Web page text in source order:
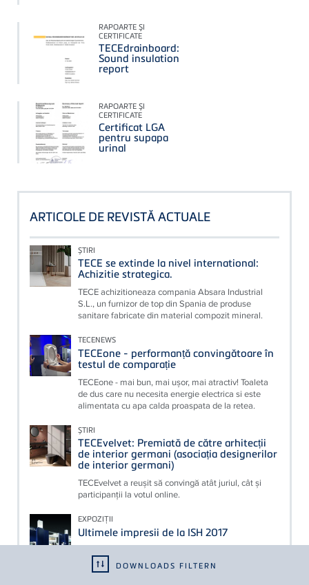
DOWNLOADS FILTERN
RAPOARTE ŞI
CERTIFICATE
TECEdrainboard:
Sound insulation
report
RAPOARTE ŞI
CERTIFICATE
Certificat LGA
pentru supapa
urinal
ARTICOLE DE REVISTĂ ACTUALE
ȘTIRI
TECE se extinde la nivel international:
Achizitie strategica.
TECE achizitioneaza compania Absara Industrial
S.L., un furnizor de top din Spania de produse
sanitare fabricate din material compozit mineral.
TECENEWS
TECEone - performanță convingătoare în
testul de comparație
TECEone - mai bun, mai ușor, mai atractiv! Toaleta
de dus care nu necesita energie electrica si este
alimentata cu apa calda proaspata de la retea.
ȘTIRI
TECEvelvet: Premiată de către arhitecții
de interior germani (asociația designerilor
de interior germani)
TECEvelvet a reușit să convingă atât juriul, cât și
participanții la votul online.
EXPOZIȚII
Ultimele impresii de la ISH 2017
a analiza compania şi evoluţia sa şi de a privi spre
viitor.&nbsp;